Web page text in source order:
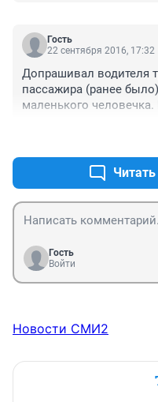
P.S. и вообще это
троллейбусов!
стало приседать,
как в не в чем не
поручни, глаза уже не
Гость
22 сентября 2016, 17:32
Допрашивал водителя
пассажира (ранее
маленького
Гость
Войти
Новости СМИ2